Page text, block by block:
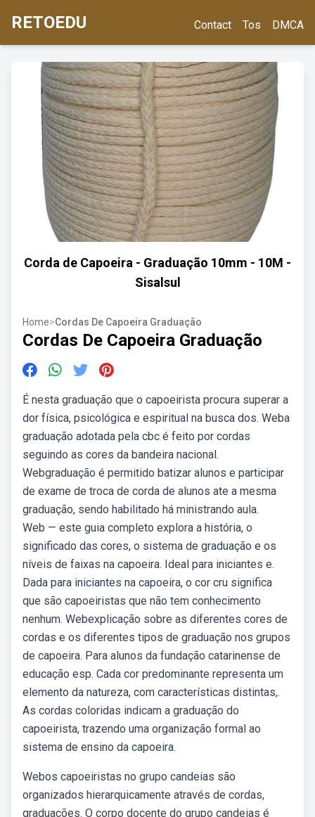
RETOEDU Contact Tos DMCA
Corda de Capoeira - Graduação 10mm - 10M -
Sisalsul
Home>Cordas De Capoeira Graduação
Cordas De Capoeira Graduação
É nesta graduação que o capoeirista procura superar a
dor física, psicológica e espiritual na busca dos. Weba
graduação adotada pela cbc é feito por cordas
seguindo as cores da bandeira nacional.
Webgraduação é permitido batizar alunos e participar
de exame de troca de corda de alunos ate a mesma
graduação, sendo habilitado há ministrando aula.
Web — este guia completo explora a história, o
significado das cores, o sistema de graduação e os
níveis de faixas na capoeira. Ideal para iniciantes e.
Dada para iniciantes na capoeira, o cor cru significa
que são capoeiristas que não tem conhecimento
nenhum. Webexplicação sobre as diferentes cores de
cordas e os diferentes tipos de graduação nos grupos
de capoeira. Para alunos da fundação catarinense de
educação esp. Cada cor predominante representa um
elemento da natureza, com características distintas,.
As cordas coloridas indicam a graduação do
capoeirista, trazendo uma organização formal ao
sistema de ensino da capoeira.
Webos capoeiristas no grupo candeias são
organizados hierarquicamente através de cordas,
graduações. O corpo docente do grupo candeias é